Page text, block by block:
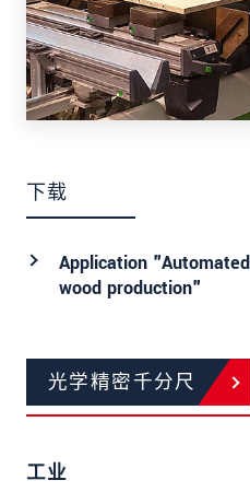
下载
Application
wood production"
光学精密千分尺
工业